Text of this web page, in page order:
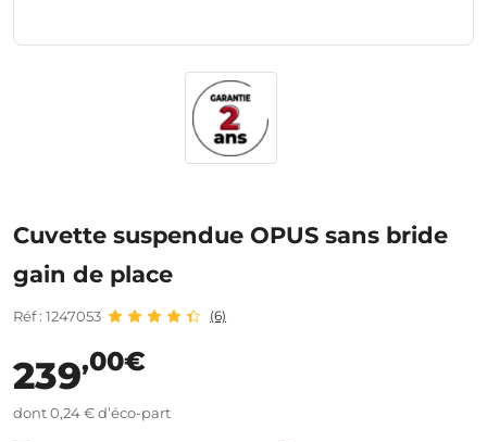
Cuvette suspendue OPUS sans bride
gain de place
Réf : 1247053 (6)
239,00€
dont 0,24 € d’éco-part